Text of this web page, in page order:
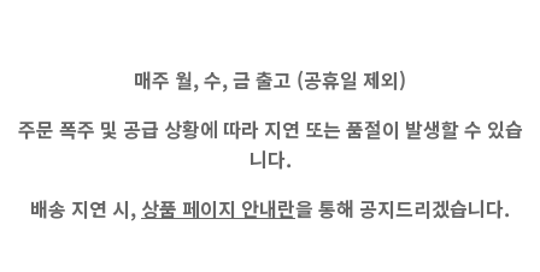
매주 월, 수, 금 출고 (공휴일 제외)
주문 폭주 및 공급 상황에 따라 지연 또는 품절이 발생할 수 있습
니다.
배송 지연 시, 상품 페이지 안내란을 통해 공지드리겠습니다.